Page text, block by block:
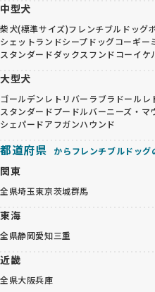
中型犬
柴犬(標準サイズ)フレンチブルドッグ
シェットランドシープドッグコーギー
スタンダードダックスフンドコーイケ
大型犬
ゴールデンレトリバー ラブラドールレ
スタンダードプードルバーニーズ・マ
シェパードアフガンハウンド
都道府県 からフレンチブルドッ
関東
全県埼玉東京茨城群馬
東海
全県静岡愛知三重
近畿
全県大阪兵庫